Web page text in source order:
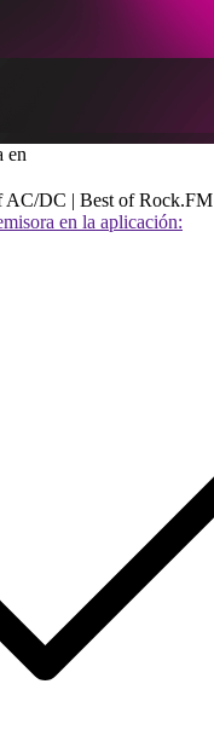
en
AC/DC | Best of Rock.FM
en la aplicación: